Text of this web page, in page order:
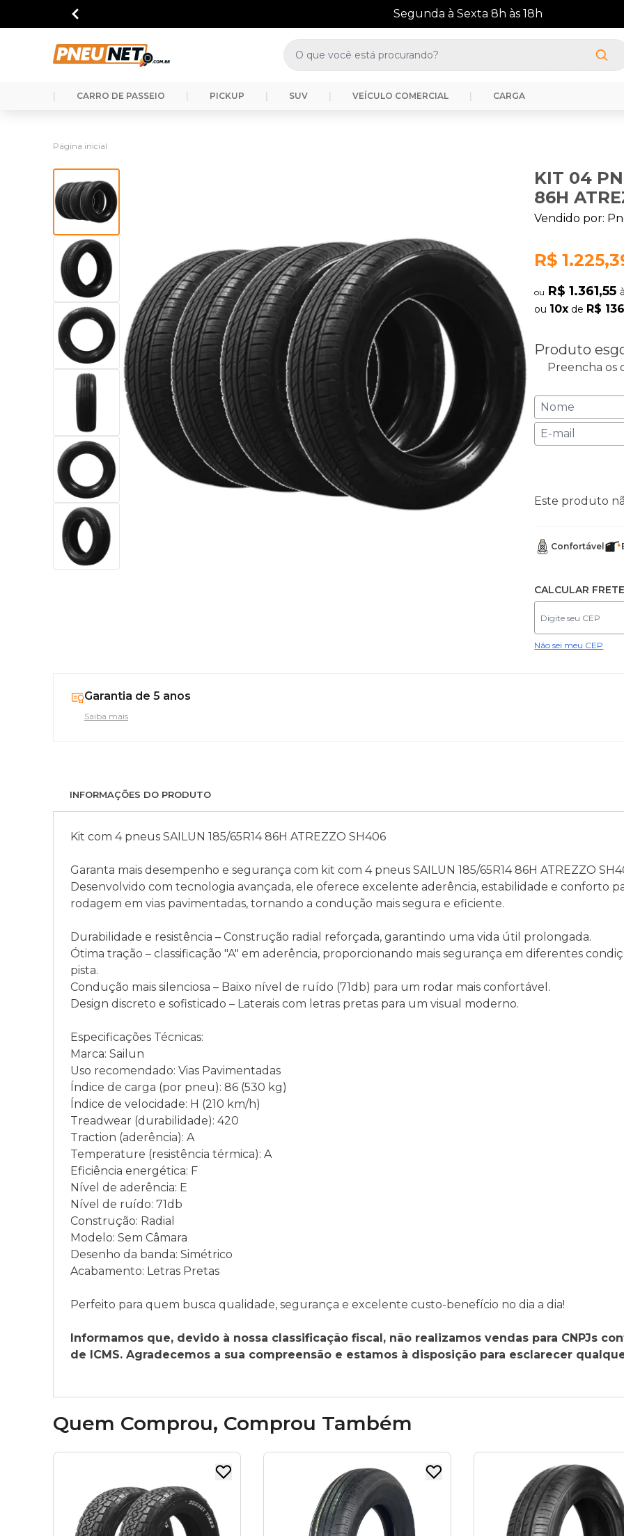
(41) 3388-3872
CARRO DE PASSEIO PICKUP SUV VEÍCULO COMERCIAL CARGA
Página inicial
KIT 04
86H
Vendido por:
R$
ou R$ 1.361,55
ou 10x de R$
Produto
Preencha os
Este produto
Confortável
CALCULAR FRETE
Não sei meu CEP
Garantia de 5 anos
Saiba mais
INFORMAÇÕES DO PRODUTO
Kit com 4 pneus SAILUN 185/65R14 86H ATREZZO SH406
Garanta mais desempenho e segurança com kit com 4 pneus SAILUN 185/65R14 86H ATREZZO
Desenvolvido com tecnologia avançada, ele oferece excelente aderência, estabilidade e conforto
rodagem em vias pavimentadas, tornando a condução mais segura e eficiente.
Durabilidade e resistência – Construção radial reforçada, garantindo uma vida útil prolongada.
Ótima tração – classificação "A" em aderência, proporcionando mais segurança em diferentes
pista.
Condução mais silenciosa – Baixo nível de ruído (71db) para um rodar mais confortável.
Design discreto e sofisticado – Laterais com letras pretas para um visual moderno.
Especificações Técnicas:
Marca: Sailun
Uso recomendado: Vias Pavimentadas
Índice de carga (por pneu): 86 (530 kg)
Índice de velocidade: H (210 km/h)
Treadwear (durabilidade): 420
Traction (aderência): A
Temperature (resistência térmica): A
Eficiência energética: F
Nível de aderência: E
Nível de ruído: 71db
Construção: Radial
Modelo: Sem Câmara
Desenho da banda: Simétrico
Acabamento: Letras Pretas
Perfeito para quem busca qualidade, segurança e excelente custo-benefício no dia a dia!
Informamos que, devido à nossa classificação fiscal, não realizamos vendas para CNPJs
de ICMS. Agradecemos a sua compreensão e estamos à disposição para esclarecer
Quem Comprou, Comprou Também